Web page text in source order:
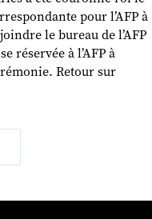
pour l’AFP à
le bureau de l’AFP
réservée à l’AFP à
Retour sur